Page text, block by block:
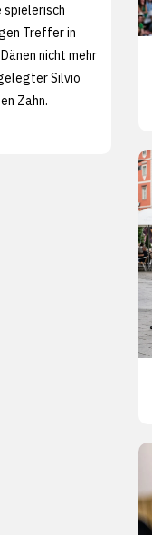
spielerisch
Treffer in
nicht mehr
Silvio
Zahn.